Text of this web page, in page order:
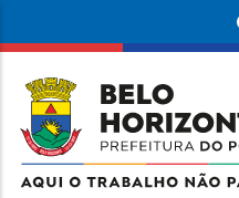
conteúdo
principal
da
Prefeitura
de